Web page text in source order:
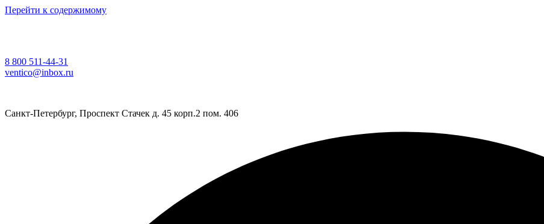
Перейти к содержимому
8 800 511-44-31
ventico@inbox.ru
Санкт-Петербург, Проспект Стачек д. 45 корп.2 пом. 406